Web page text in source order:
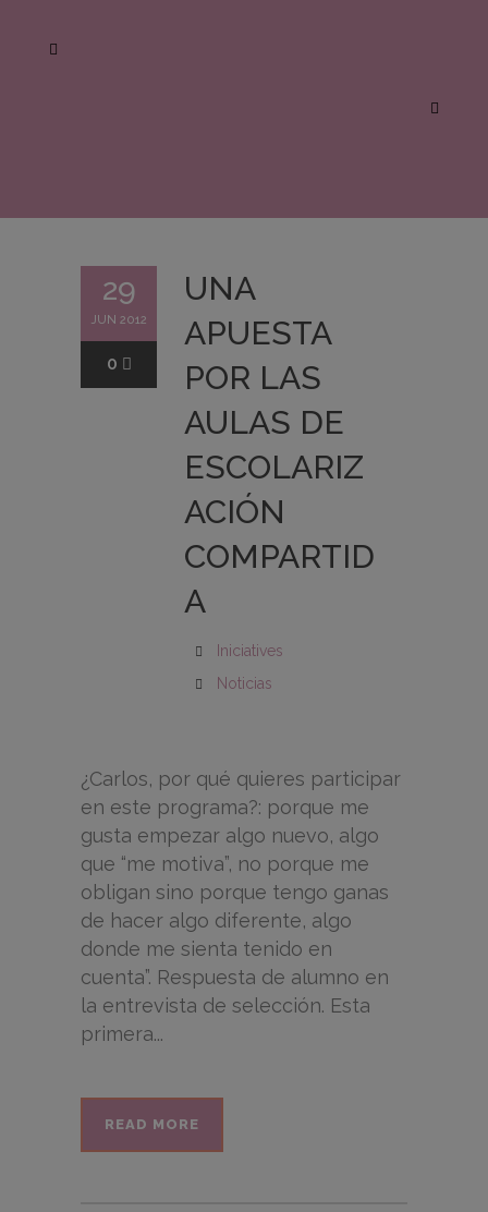
29
JUN 2012
0
UNA
APUESTA
POR LAS
AULAS DE
ESCOLARIZ
ACIÓN
COMPARTID
A
Iniciatives
Noticias
¿Carlos, por qué quieres participar
en este programa?: porque me
gusta empezar algo nuevo, algo
que “me motiva”, no porque me
obligan sino porque tengo ganas
de hacer algo diferente, algo
donde me sienta tenido en
cuenta”. Respuesta de alumno en
la entrevista de selección. Esta
primera...
READ MORE